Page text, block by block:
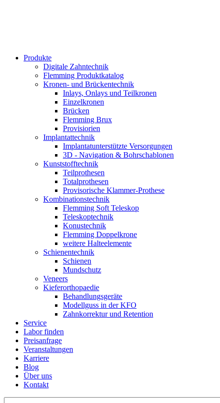
Produkte
Digitale Zahntechnik
Flemming Produktkatalog
Kronen- und Brückentechnik
Inlays, Onlays und Teilkronen
Einzelkronen
Brücken
Flemming Brux
Provisiorien
Implantat­technik
Implantat­unterstützte Versorgungen
3D - Navigation & Bohr­schablonen
Kunststoff­technik
Teilprothesen
Totalprothesen
Provisorische Klammer-Prothese
Kombinations­technik
Flemming Soft Teleskop
Teleskoptechnik
Konustechnik
Flemming Doppelkrone
weitere Halteelemente
Schienen­technik
Schienen
Mundschutz
Veneers
Kieferorthopaedie
Behandlungs­geräte
Modellguss in der KFO
Zahnkorrektur und Retention
Service
Labor finden
Preisanfrage
Veranstaltungen
Karriere
Blog
Über uns
Kontakt